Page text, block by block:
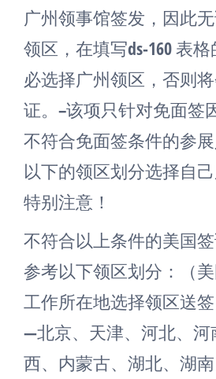
广州领事馆签发，因此
领区，在填写ds-160 表
必选择广州领区，否则
证。–该项只针对免面签
不符合免面签条件的参
以下的领区划分选择自
特别注意！
不符合以上条件的美国
参考以下领区划分：（
工作所在地选择领区送
—北京、天津、河北、河
西、内蒙古、湖北、湖